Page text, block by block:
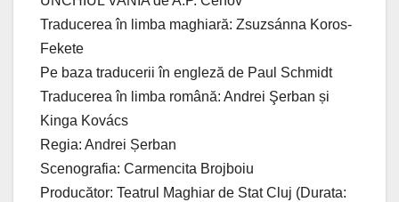
Traducerea în limba maghiară: Zsuzsánna Koros-
Fekete
Pe baza traducerii în engleză de Paul Schmidt
Traducerea în limba română: Andrei Şerban și
Kinga Kovács
Regia: Andrei Șerban
Scenografia: Carmencita Brojboiu
Producător: Teatrul Maghiar de Stat Cluj (Durata: